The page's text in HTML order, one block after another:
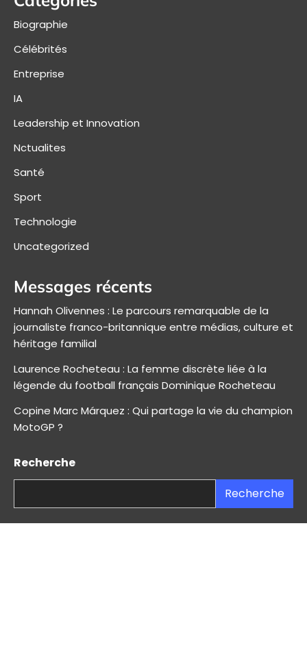
Biographie
Célébrités
Entreprise
IA
Leadership et Innovation
Nctualites
Santé
Sport
Technologie
Uncategorized
Messages récents
Hannah Olivennes : Le parcours remarquable de la
journaliste franco-britannique entre médias, culture et
héritage familial
Laurence Rocheteau : La femme discrète liée à la
légende du football français Dominique Rocheteau
Copine Marc Márquez : Qui partage la vie du champion
MotoGP ?
Recherche
Recherche